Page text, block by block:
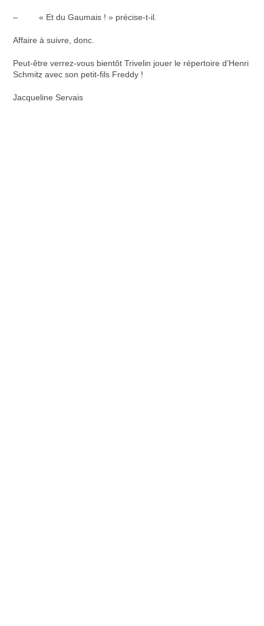
– « Et du Gaumais ! » précise-t-il.
Affaire à suivre, donc.
Peut-être verrez-vous bientôt Trivelin jouer le répertoire d’Henri
Schmitz avec son petit-fils Freddy !
Jacqueline Servais